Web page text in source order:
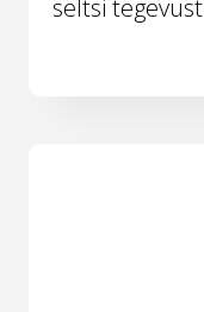
seltsi tegevust